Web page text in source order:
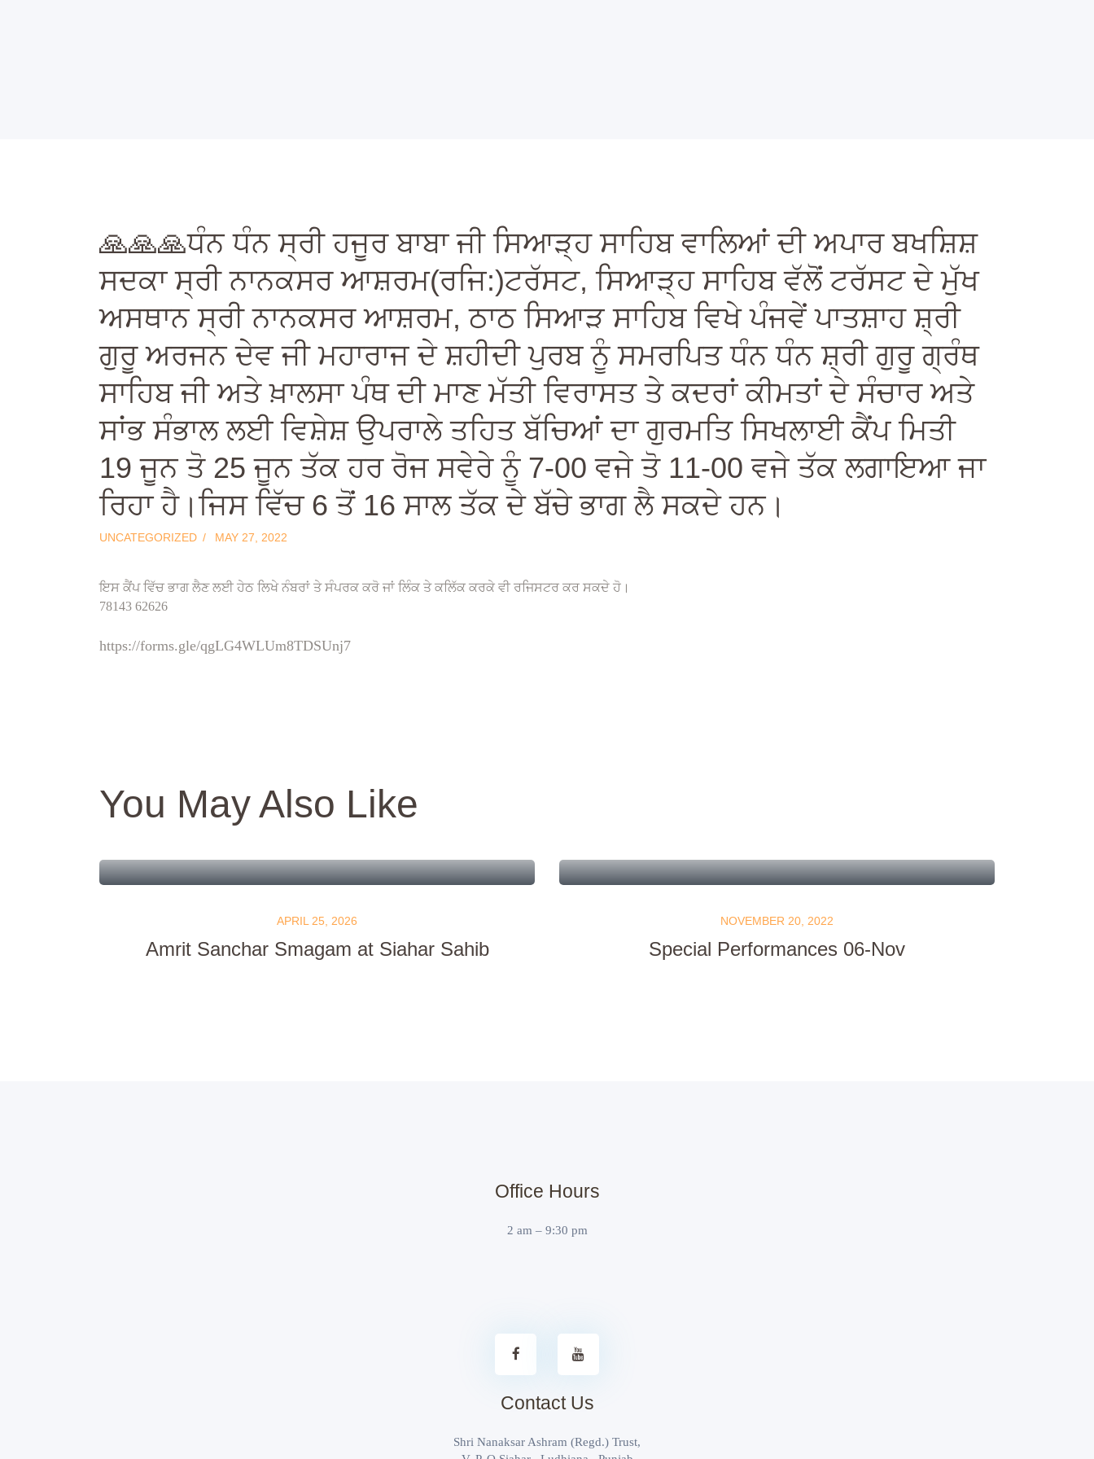
Gallery
Contact
🙏🙏🙏ਧੰਨ ਧੰਨ ਸ੍ਰੀ ਹਜੂਰ ਬਾਬਾ ਜੀ ਸਿਆੜ੍ਹ ਸਾਹਿਬ ਵਾਲਿਆਂ ਦੀ ਅਪਾਰ ਬਖਸ਼ਿਸ਼
ਸਦਕਾ ਸ੍ਰੀ ਨਾਨਕਸਰ ਆਸ਼ਰਮ(ਰਜਿ:)ਟਰੱਸਟ, ਸਿਆੜ੍ਹ ਸਾਹਿਬ ਵੱਲੋਂ ਟਰੱਸਟ ਦੇ ਮੁੱਖ
ਅਸਥਾਨ ਸ੍ਰੀ ਨਾਨਕਸਰ ਆਸ਼ਰਮ, ਠਾਠ ਸਿਆੜ ਸਾਹਿਬ ਵਿਖੇ ਪੰਜਵੇਂ ਪਾਤਸ਼ਾਹ ਸ਼੍ਰੀ
ਗੁਰੂ ਅਰਜਨ ਦੇਵ ਜੀ ਮਹਾਰਾਜ ਦੇ ਸ਼ਹੀਦੀ ਪੁਰਬ ਨੂੰ ਸਮਰਪਿਤ ਧੰਨ ਧੰਨ ਸ਼੍ਰੀ ਗੁਰੂ ਗ੍ਰੰਥ
ਸਾਹਿਬ ਜੀ ਅਤੇ ਖ਼ਾਲਸਾ ਪੰਥ ਦੀ ਮਾਣ ਮੱਤੀ ਵਿਰਾਸਤ ਤੇ ਕਦਰਾਂ ਕੀਮਤਾਂ ਦੇ ਸੰਚਾਰ ਅਤੇ
ਸਾਂਭ ਸੰਭਾਲ ਲਈ ਵਿਸ਼ੇਸ਼ ਉਪਰਾਲੇ ਤਹਿਤ ਬੱਚਿਆਂ ਦਾ ਗੁਰਮਤਿ ਸਿਖਲਾਈ ਕੈਂਪ ਮਿਤੀ
19 ਜੂਨ ਤੋ 25 ਜੂਨ ਤੱਕ ਹਰ ਰੋਜ ਸਵੇਰੇ ਨੂੰ 7-00 ਵਜੇ ਤੋ 11-00 ਵਜੇ ਤੱਕ ਲਗਾਇਆ ਜਾ
ਰਿਹਾ ਹੈ।ਜਿਸ ਵਿੱਚ 6 ਤੋਂ 16 ਸਾਲ ਤੱਕ ਦੇ ਬੱਚੇ ਭਾਗ ਲੈ ਸਕਦੇ ਹਨ।
UNCATEGORIZED MAY 27, 2022
ਇਸ ਕੈਂਪ ਵਿੱਚ ਭਾਗ ਲੈਣ ਲਈ ਹੇਠ ਲਿਖੇ ਨੰਬਰਾਂ ਤੇ ਸੰਪਰਕ ਕਰੋ ਜਾਂ ਲਿੰਕ ਤੇ ਕਲਿੱਕ ਕਰਕੇ ਵੀ ਰਜਿਸਟਰ ਕਰ ਸਕਦੇ ਹੋ।
78143 62626
https://forms.gle/qgLG4WLUm8TDSUnj7
You May Also Like
APRIL 25, 2026
Amrit Sanchar Smagam at Siahar Sahib
NOVEMBER 20, 2022
Special Performances 06-Nov
Office Hours
2 am – 9:30 pm
Contact Us
Shri Nanaksar Ashram (Regd.) Trust,